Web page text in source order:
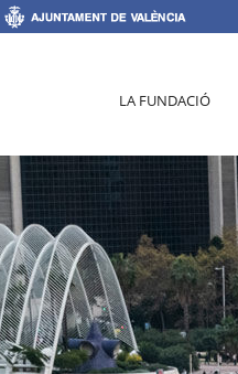
LA FUNDACIÓ